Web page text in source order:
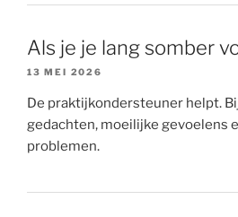
Als je je lang somber
13 MEI 2026
De praktijkondersteuner helpt.
gedachten, moeilijke gevoelens
problemen.